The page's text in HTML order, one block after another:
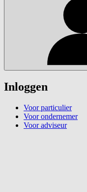
Inloggen
Voor particulier
Voor ondernemer
Voor adviseur